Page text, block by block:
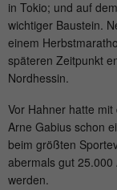
in Tokio; und auf
wichtiger Baustein.
einem
späteren Zeitpunkt
Nordhessin.
Vor Hahner hatte
Arne Gabius schon
beim größten
abermals gut
werden.
Name
Provider
Running
time